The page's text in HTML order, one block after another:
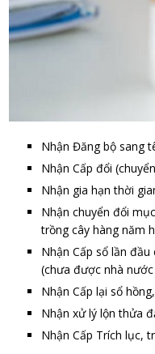
Nhận Đăng bộ sang
Nhận Cấp đổi
Nhận gia hạn thời
Nhận chuyển đổi
trồng cây hàng năm
Nhận Cấp sổ lần
(chưa được nhà nước
Nhận Cấp lại sổ
Nhận xử lý lộn thửa
Nhận Cấp Trích lục,